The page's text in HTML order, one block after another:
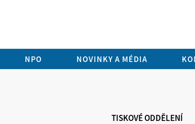
NPO NOVINKY A MÉDIA
TISKOVÉ ODDĚLENÍ